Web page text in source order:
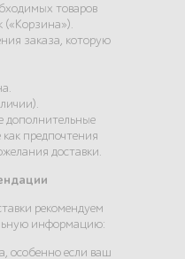
товаров
(«Корзина»).
заказа, которую
дополнительные
предпочтения
доставки.
рекомендуем
информацию:
особенно если ваш